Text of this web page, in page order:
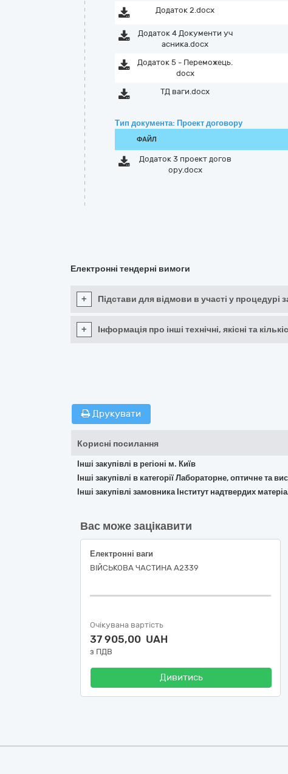
Додаток 2.docx
Додаток 4 Документи уч
асника.docx
Додаток 5 - Переможець.
docx
ТД ваги.docx
Тип документа: Проект договору
ФАЙЛ
Додаток 3 проект догов
ору.docx
Електронні тендерні вимоги
+ Підстави для відмови в участі у процедурі
+ Інформація про інші технічні, якісні та
Друкувати
Корисні посилання
Інші закупівлі в регіоні м. Київ
Інші закупівлі в категорії Лабораторне, оптичне та
Інші закупівлі замовника Інститут надтвердих
Вас може зацікавити
Електронні ваги
ВІЙСЬКОВА ЧАСТИНА А2339
Очікувана вартість
37 905,00 UAH
з ПДВ
Дивитись